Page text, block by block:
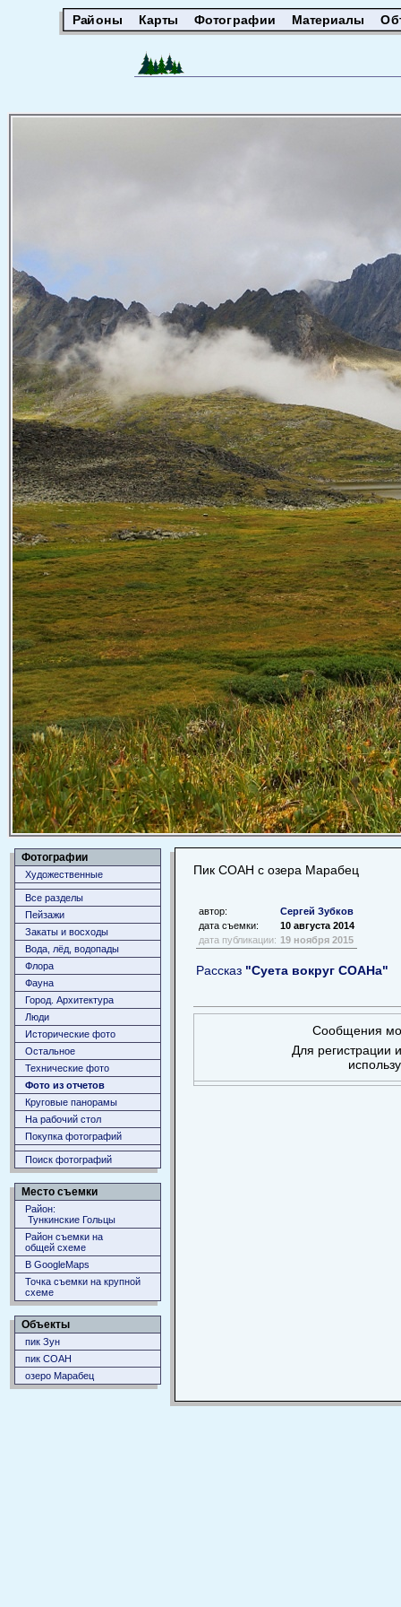
Районы Карты Фотографии Материалы
Фотографии
Художественные
Все разделы
Пейзажи
Закаты и восходы
Вода, лёд, водопады
Флора
Фауна
Город. Архитектура
Люди
Исторические фото
Остальное
Технические фото
Фото из отчетов
Круговые панорамы
На рабочий стол
Покупка фотографий
Поиск фотографий
Место съемки
Район:
Тункинские Гольцы
Район съемки на
общей схеме
В GoogleMaps
Точка съемки на крупной
схеме
Объекты
пик Зун
пик СОАН
озеро Марабец
Пик СОАН с озера Марабец
автор:
Сергей Зубков
дата съемки:
10 августа 2014
дата публикации: 19 ноября 2015
Рассказ "Суета вокруг СОАНа"
Сообщения
Для регистрации